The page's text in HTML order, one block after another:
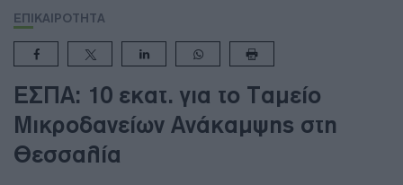
ΕΠΙΚΑΙΡΟΤΗΤΑ
ΕΣΠΑ: 10 εκατ. για το Ταμείο
Μικροδανείων Ανάκαμψης στη
Θεσσαλία